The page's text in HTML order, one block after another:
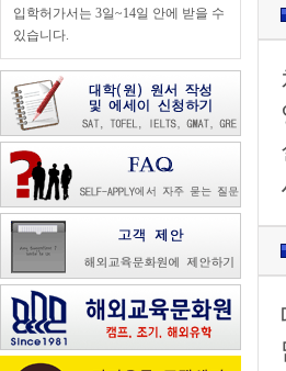
입학허가서는 3일~14일 안에 받을 수
있습니다.